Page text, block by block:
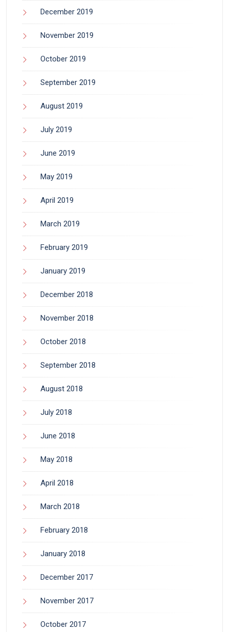
December 2019
November 2019
October 2019
September 2019
August 2019
July 2019
June 2019
May 2019
April 2019
March 2019
February 2019
January 2019
December 2018
November 2018
October 2018
September 2018
August 2018
July 2018
June 2018
May 2018
April 2018
March 2018
February 2018
January 2018
December 2017
November 2017
October 2017